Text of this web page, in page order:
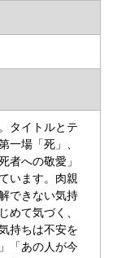
タイトルとテ
一場「死」、
者への敬愛」
います。肉親
できない気持
めて気づく、
持ちは不安を
「あの人が今